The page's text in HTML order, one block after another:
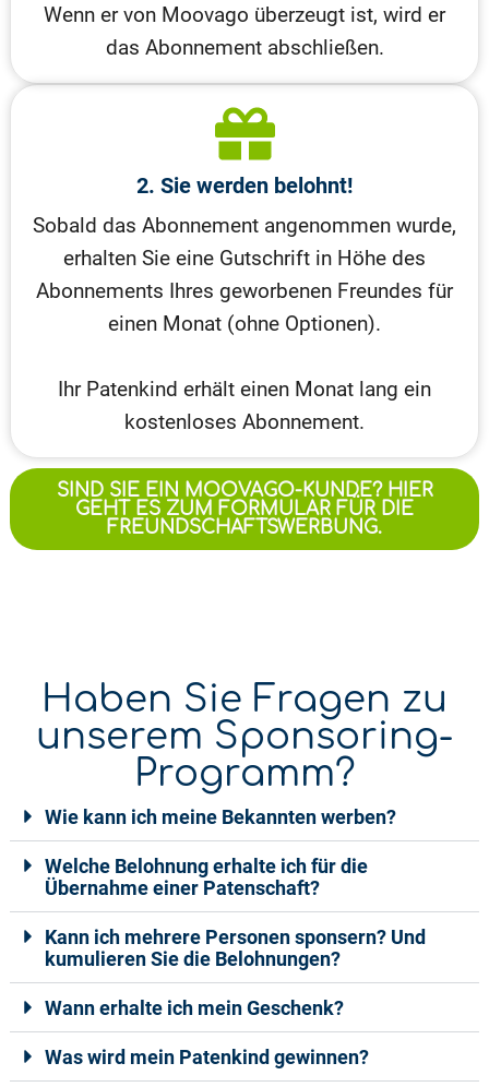
Wenn er von Moovago überzeugt ist, wird er
das Abonnement abschließen.
2. Sie werden belohnt!
Sobald das Abonnement angenommen wurde,
erhalten Sie eine Gutschrift in Höhe des
Abonnements Ihres geworbenen Freundes für
einen Monat (ohne Optionen).
Ihr Patenkind erhält einen Monat lang ein
kostenloses Abonnement.
SIND SIE EIN MOOVAGO-KUNDE? HIER
GEHT ES ZUM FORMULAR FÜR DIE
FREUNDSCHAFTSWERBUNG.
Haben Sie Fragen zu
unserem Sponsoring-
Programm?
Wie kann ich meine Bekannten werben?
Welche Belohnung erhalte ich für die
Übernahme einer Patenschaft?
Kann ich mehrere Personen sponsern? Und
kumulieren Sie die Belohnungen?
Wann erhalte ich mein Geschenk?
Was wird mein Patenkind gewinnen?